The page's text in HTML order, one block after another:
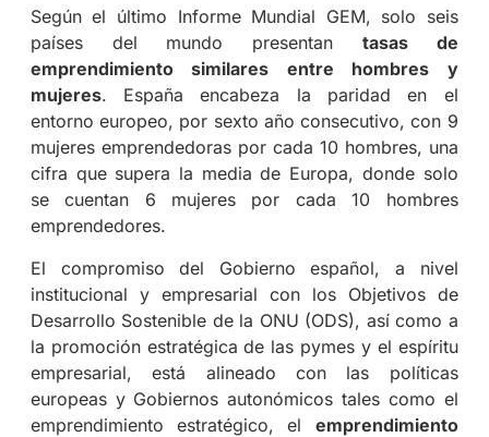
Según el último Informe Mundial GEM, solo seis
países del mundo presentan tasas de
emprendimiento similares entre hombres y
mujeres. España encabeza la paridad en el
entorno europeo, por sexto año consecutivo, con 9
mujeres emprendedoras por cada 10 hombres, una
cifra que supera la media de Europa, donde solo
se cuentan 6 mujeres por cada 10 hombres
emprendedores.
El compromiso del Gobierno español, a nivel
institucional y empresarial con los Objetivos de
Desarrollo Sostenible de la ONU (ODS), así como a
la promoción estratégica de las pymes y el espíritu
empresarial, está alineado con las políticas
europeas y Gobiernos autonómicos tales como el
emprendimiento estratégico, el emprendimiento